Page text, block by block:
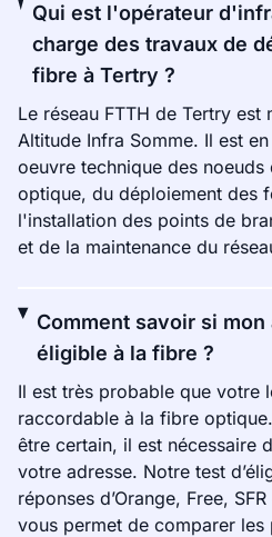
Qui est l'opérateur
charge des travaux de
fibre à Tertry ?
Le réseau FTTH de Tertry est
Altitude Infra Somme. Il est
oeuvre technique des
optique, du déploiement des
l'installation des points de
et de la maintenance du
Comment savoir si
éligible à la fibre ?
Il est très probable que votre
raccordable à la fibre
être certain, il est nécessaire
votre adresse. Notre test
réponses d’Orange, Free,
vous permet de comparer